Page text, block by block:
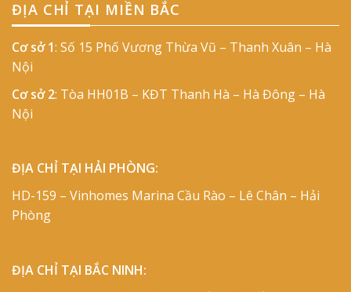
ĐỊA CHỈ TẠI MIỀN BẮC
Cơ sở 1: Số 15 Phố Vương Thừa Vũ – Thanh Xuân – Hà
Nội
Cơ sở 2: Tòa HH01B – KĐT Thanh Hà – Hà Đông – Hà
Nội
ĐỊA CHỈ TẠI HẢI PHÒNG:
HD-159 – Vinhomes Marina Cầu Rào – Lê Chân – Hải
Phòng
ĐỊA CHỈ TẠI BẮC NINH: